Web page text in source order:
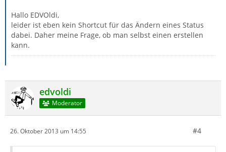
Hallo EDVOldi,
leider ist eben kein Shortcut für das Ändern eines Status
dabei. Daher meine Frage, ob man selbst einen erstellen
kann.
edvoldi
Moderator
26. Oktober 2013 um 14:55 #4